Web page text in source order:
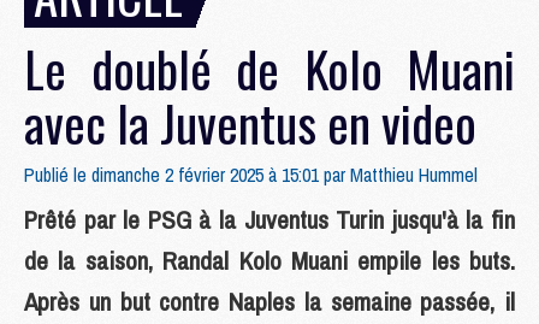
Le doublé de Kolo Muani
avec la Juventus en video
Publié le dimanche 2 février 2025 à 15:01 parMatthieu Hummel
Prêté par le PSG à la Juventus Turin jusqu'à la fin
de la saison, Randal Kolo Muani empile les buts.
Après un but contre Naples la semaine passée, il